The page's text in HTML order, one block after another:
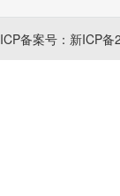
ICP备案号：新ICP